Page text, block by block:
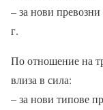
– за нови
г.
По отношение на
влиза в сила:
– за нови типове